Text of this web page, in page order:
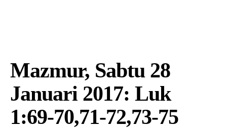
Mazmur, Sabtu 28
Januari 2017: Luk
1:69-70,71-72,73-75